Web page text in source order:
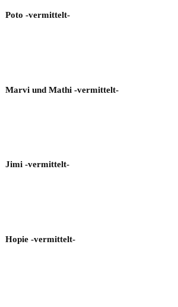
Poto -vermittelt-
Marvi und Mathi -vermittelt-
Jimi -vermittelt-
Hopie -vermittelt-